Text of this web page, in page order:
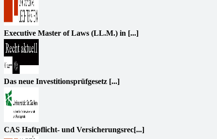
Executive Master of Laws (LL.M.) in [...]
Das neue Investitionsprüfgesetz [...]
CAS Haftpflicht- und Versicherungsrec[...]